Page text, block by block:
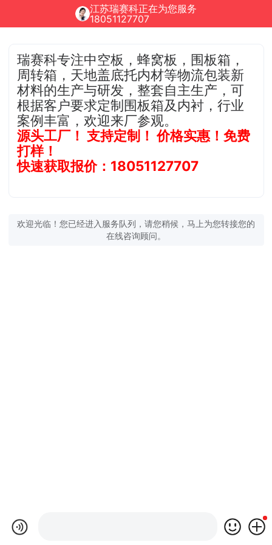
江苏瑞赛科正在为您服务
18051127707
瑞赛科专注中空板，蜂窝板，围板箱，
周转箱，天地盖底托内材等物流包装新
材料的生产与研发，整套自主生产，可
根据客户要求定制围板箱及内衬，行业
案例丰富，欢迎来厂参观。
源头工厂！ 支持定制！ 价格实惠！免费
打样！
快速获取报价：18051127707
欢迎光临！您已经进入服务队列，请您稍候，马上为您转接您的
在线咨询顾问。